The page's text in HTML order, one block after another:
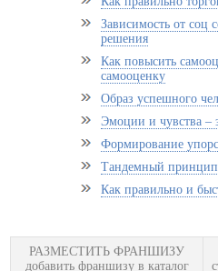
Зависимость от соц
решения
Как повысить
самооценку
Образ успешного
Эмоции и чувства –
Формирование
Тандемный принцип
Как правильно и
РАЗМЕСТИТЬ ФРАНШИЗУ
добавить франшизу в каталог